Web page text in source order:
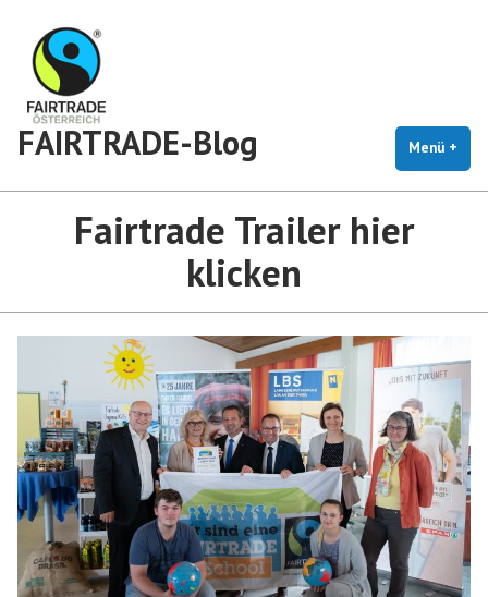
Inhalt
springen
FAIRTRADE-Blog Menü +
Fairtrade Trailer hier
klicken